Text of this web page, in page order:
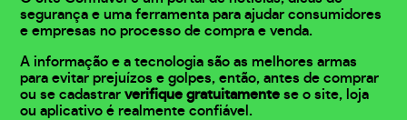
segurança e uma ferramenta para ajudar consumidores
e empresas no processo de compra e venda.
A informação e a tecnologia são as melhores armas
para evitar prejuízos e golpes, então, antes de comprar
ou se cadastrarverifique gratuitamente se o site, loja
ou aplicativo é realmente confiável.